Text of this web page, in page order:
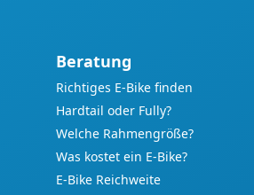
Beratung
Richtiges E-Bike finden
Hardtail oder Fully?
Welche Rahmengröße?
Was kostet ein E-Bike?
E-Bike Reichweite